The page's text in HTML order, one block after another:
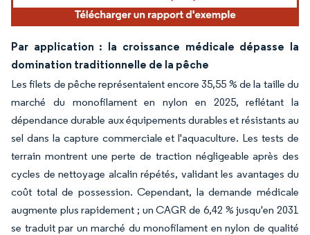
Par application : la croissance médicale dépasse la
domination traditionnelle de la pêche
Les filets de pêche représentaient encore 35,55 % de la taille du
marché du monofilament en nylon en 2025, reflétant la
dépendance durable aux équipements durables et résistants au
sel dans la capture commerciale et l'aquaculture. Les tests de
terrain montrent une perte de traction négligeable après des
cycles de nettoyage alcalin répétés, validant les avantages du
coût total de possession. Cependant, la demande médicale
augmente plus rapidement ; un CAGR de 6,42 % jusqu'en 2031
se traduit par un marché du monofilament en nylon de qualité